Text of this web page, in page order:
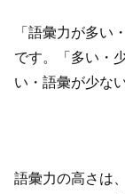
「語彙力が多い
です。「多い・
い・語彙が少な
語彙力の高さは